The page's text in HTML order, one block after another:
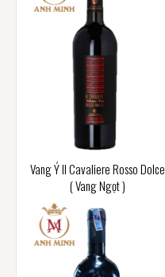
Vang Ý Il Cavaliere Rosso Dolce
( Vang Ngọt )